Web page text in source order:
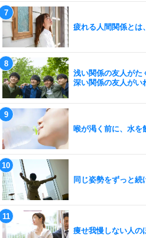
疲れる人間関係とは
浅い関係の友人がた
深い関係の友人がい
喉が渇く前に、水を
同じ姿勢をずっと続
痩せ我慢しない人の